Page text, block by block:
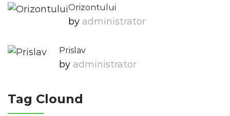
Orizontului
by Administrator
Prislav
by Administrator
Tag Clound